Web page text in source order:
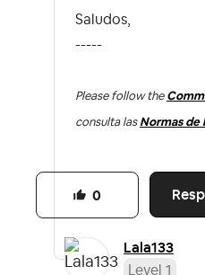
Saludos,
-----
Please follow the
consulta las Normas de
0
Lala133
Level 1